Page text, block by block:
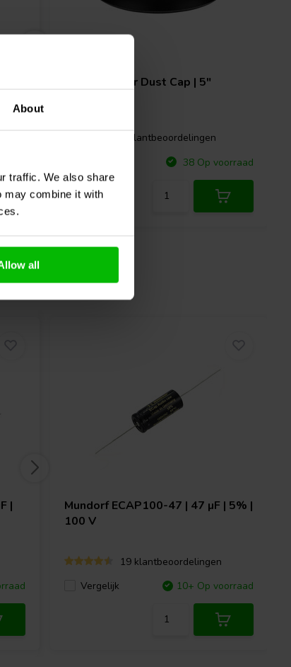
About
traffic. We also share
may combine it with
all
Poly Speaker Dust Cap | 5"
0 klantbeoordelingen
38 Op voorraad
|
MundorfECAP100-47 | 47 µF | 5% |
100 V
19 klantbeoordelingen
Vergelijk
10+ Op voorraad